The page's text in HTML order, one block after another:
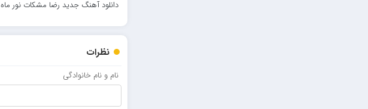
دانلود آهنگ جدید رضا مشکات نور ماه
نظرات
نام و نام خانوادگی